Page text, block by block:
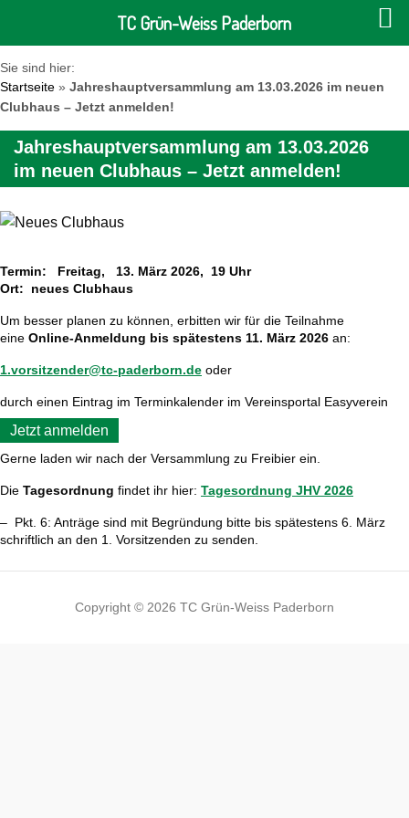
Sie sind hier:
Startseite » Jahreshauptversammlung am 13.03.2026 im neuen
Clubhaus – Jetzt anmelden!
Jahreshauptversammlung am 13.03.2026
im neuen Clubhaus – Jetzt anmelden!
Termin: Freitag, 13. März 2026, 19 Uhr
Ort: neues Clubhaus
Um besser planen zu können, erbitten wir für die Teilnahme
eine Online-Anmeldung bis spätestens 11. März 2026 an:
1.vorsitzender@tc-paderborn.de oder
durch einen Eintrag im Terminkalender im Vereinsportal Easyverein
Jetzt anmelden
Gerne laden wir nach der Versammlung zu Freibier ein.
Die Tagesordnung findet ihr hier: Tagesordnung JHV 2026
– Pkt. 6: Anträge sind mit Begründung bitte bis spätestens 6. März
schriftlich an den 1. Vorsitzenden zu senden.
Copyright © 2026 TC Grün-Weiss Paderborn
TC Grün-Weiss Paderborn